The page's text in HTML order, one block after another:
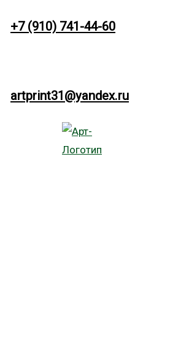
+7 (910) 741-44-60
artprint31@yandex.ru